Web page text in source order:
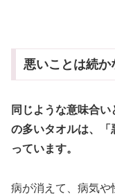
悪いことは続か
同じような意味合
の多いタオルは、「
っています。
病が消えて、病気や